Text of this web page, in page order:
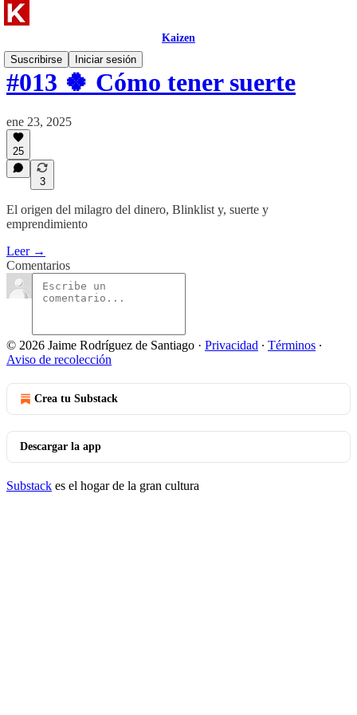
Kaizen
Suscribirse
Iniciar sesión
#013 🍀 Cómo tener suerte
ene 23, 2025
25
3
El origen del milagro del dinero, Blinklist y, suerte y
emprendimiento
Leer →
Comentarios
© 2026 Jaime Rodríguez de Santiago · Privacidad ∙ Términos ∙
Aviso de recolección
Crea tu Substack
Descargar la app
Substack es el hogar de la gran cultura